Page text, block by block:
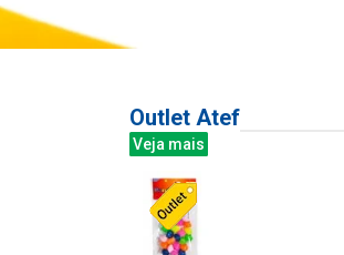
Outlet Atef
Veja mais